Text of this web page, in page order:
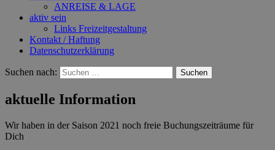
ANREISE & LAGE
aktiv sein
Links Freizeitgestaltung
Kontakt / Haftung
Datenschutzerklärung
Suchen nach:
aktuelle Information
Wir haben in der Saison 2021 noch freie Buchungszeiträume für
Dich